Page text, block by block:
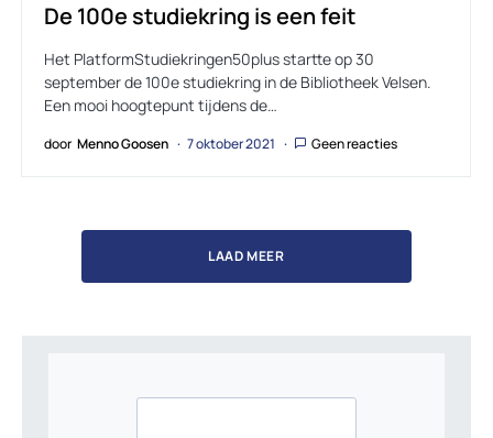
De 100e studiekring is een feit
Het PlatformStudiekringen50plus startte op 30
september de 100e studiekring in de Bibliotheek Velsen.
Een mooi hoogtepunt tijdens de…
door Menno Goosen 7 oktober 2021 Geen reacties
LAAD MEER